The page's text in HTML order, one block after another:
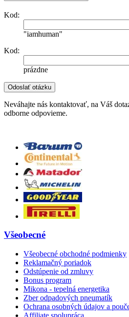
Kod:
"iamhuman"
Kod:
prázdne
Neváhajte nás kontaktovať, na Váš
odborne odpovieme.
Všeobecné
Všeobecné obchodné podmienky
Reklamačný poriadok
Odstúpenie od zmluvy
Bonus program
Mikona - tepelná energetika
Zber odpadových pneumatík
Ochrana osobných údajov a